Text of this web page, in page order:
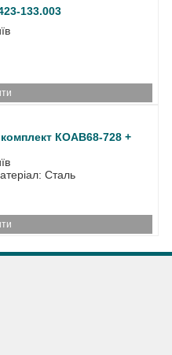
133.003
КОАВ68-728 +
Сталь